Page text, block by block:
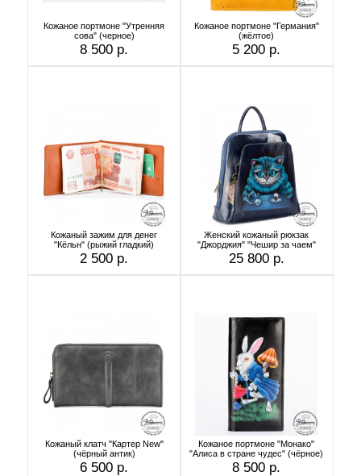
Кожаное портмоне "Утренняя
сова" (черное)
8 500 р.
Кожаное портмоне "Германия"
(жёлтое)
5 200 р.
Кожаный зажим для денег
"Кёльн" (рыжий гладкий)
2 500 р.
Женский кожаный рюкзак
"Джорджия" "Чешир за чаем"
25 800 р.
Кожаный клатч "Картер New"
(чёрный антик)
6 500 р.
Кожаное портмоне "Монако"
"Алиса в стране чудес" (чёрное)
8 500 р.